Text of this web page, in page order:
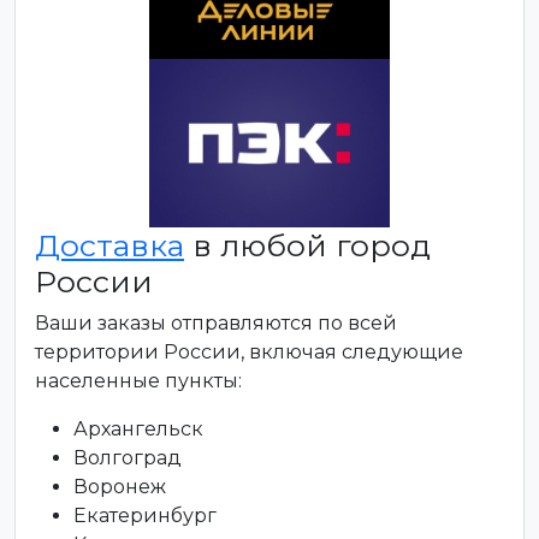
Доставка в любой город
России
Ваши заказы отправляются по всей
территории России, включая следующие
населенные пункты:
Архангельск
Волгоград
Воронеж
Екатеринбург